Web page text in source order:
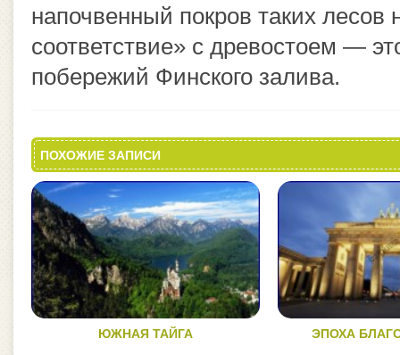
напочвенный покров таких лесов
соответствие» с древостоем —
побережий Финского залива.
ПОХОЖИЕ ЗАПИСИ
ЮЖНАЯ ТАЙГА ЭПОХА